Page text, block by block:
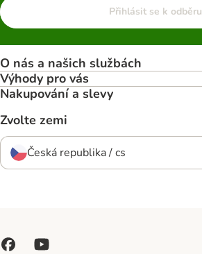
Přihlásit se k odběru
O nás a našich službách
Výhody pro vás
Nakupování a slevy
Zvolte zemi
Česká republika / cs